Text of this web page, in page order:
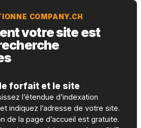
COMPANY.CH
votre site est
forfait et le site
l’étendue d’indexation
indiquez l’adresse de votre site.
de la page d’accueil est gratuite.